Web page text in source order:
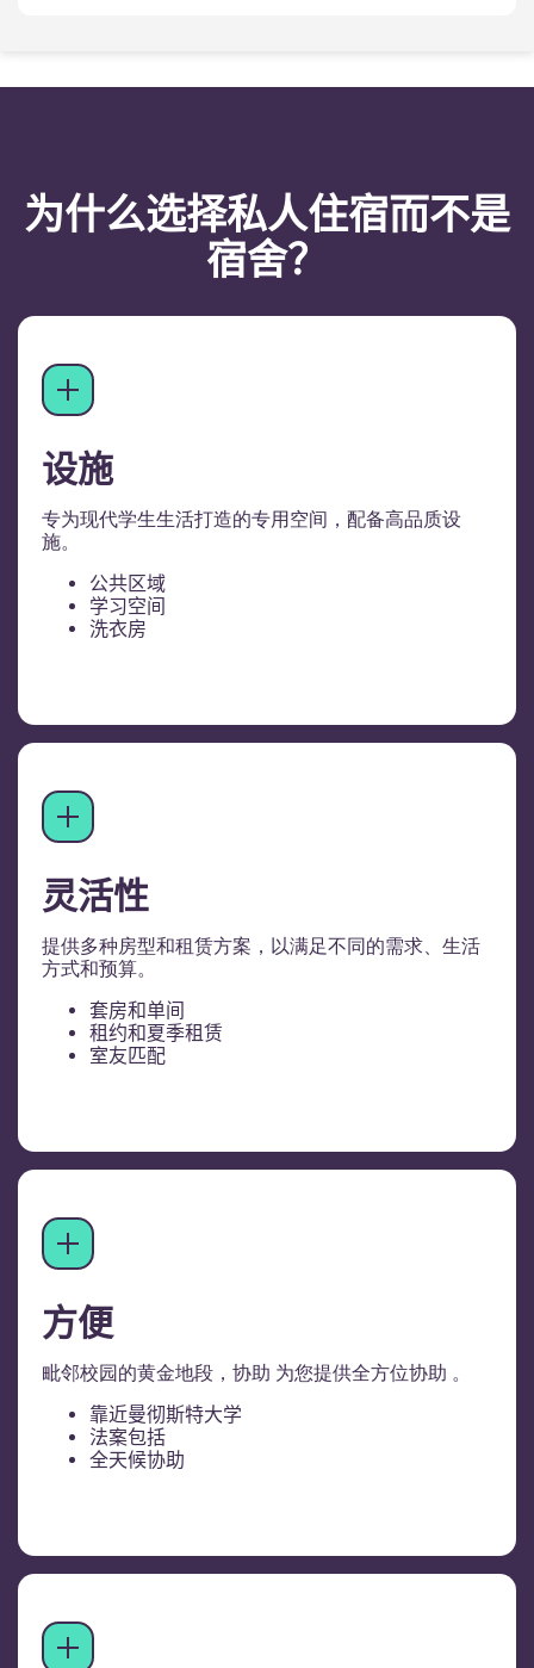
为什么选择私人住宿而不是
宿舍？
设施
专为现代学生生活打造的专用空间，配备高品质设
施。
公共区域
学习空间
洗衣房
灵活性
提供多种房型和租赁方案，以满足不同的需求、生活
方式和预算。
套房和单间
租约和夏季租赁
室友匹配
方便
毗邻校园的黄金地段，协助 为您提供全方位协助 。
靠近曼彻斯特大学
法案包括
全天候协助